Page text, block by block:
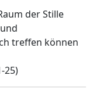
der Stille
treffen können
25)